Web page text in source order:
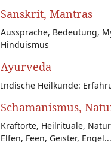
Sanskrit, Mantras
Aussprache, Bedeutung,
Hinduismus
Ayurveda
Indische Heilkunde:
Schamanismus,
Kraftorte, Heilrituale,
Elfen, Feen, Geister, Engel...